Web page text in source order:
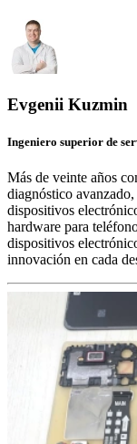
Evgenii Kuzmin
Ingeniero superior de
Más de veinte años
diagnóstico
dispositivos
hardware para
dispositivos
innovación en cada